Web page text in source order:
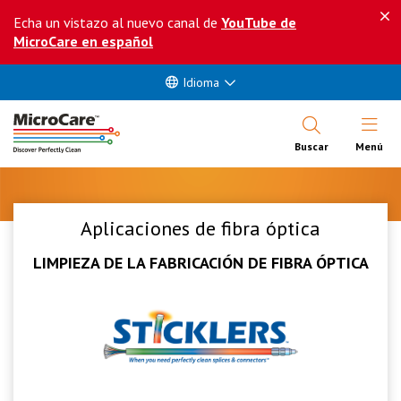
Echa un vistazo al nuevo canal de YouTube de
MicroCare en español
Idioma
Buscar Abrir
Menú
Aplicaciones de fibra óptica
LIMPIEZA DE LA FABRICACIÓN DE FIBRA ÓPTICA